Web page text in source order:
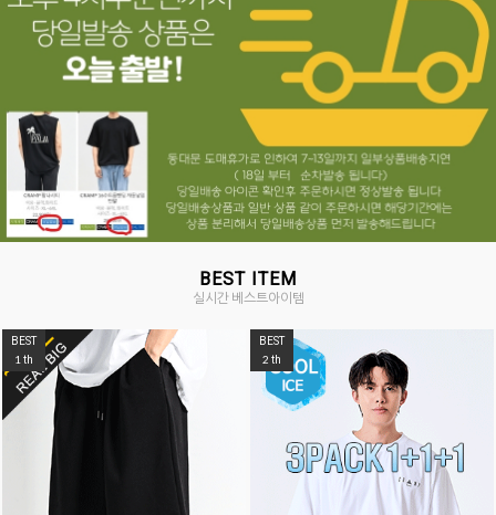
BEST ITEM
실시간 베스트아이템
BEST
1 th
BEST
2 th